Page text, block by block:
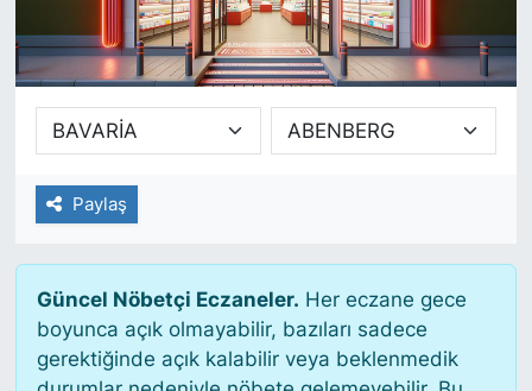
Paylaş
Güncel Nöbetçi Eczaneler. Her eczane gece
boyunca açık olmayabilir, bazıları sadece
gerektiğinde açık kalabilir veya beklenmedik
SİYASET
SAĞLIK